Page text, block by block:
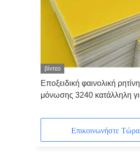
βίντεο
Εποξειδική φαινολική ρητίνη
μόνωσης 3240 κατάλληλη
Επικοινωνήστε Τώρα